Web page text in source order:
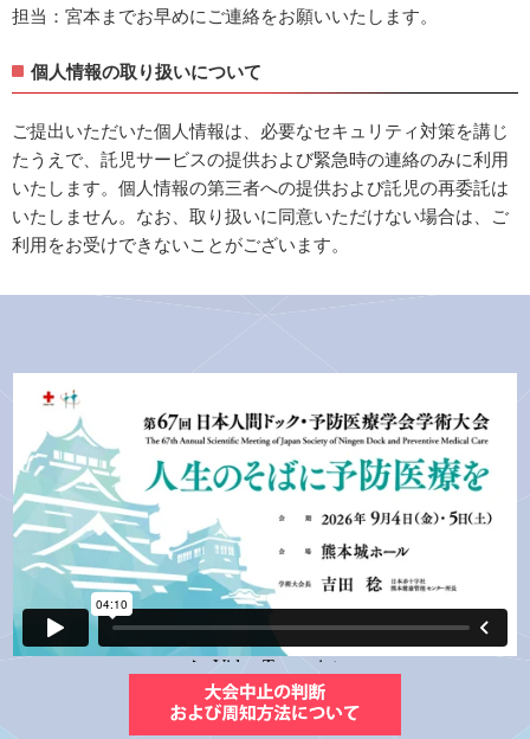
担当：宮本までお早めにご連絡をお願いいたします。
個人情報の取り扱いについて
ご提出いただいた個人情報は、必要なセキュリティ対策を講じ
たうえで、託児サービスの提供および緊急時の連絡のみに利用
いたします。個人情報の第三者への提供および託児の再委託は
いたしません。なお、取り扱いに同意いただけない場合は、ご
利用をお受けできないことがございます。